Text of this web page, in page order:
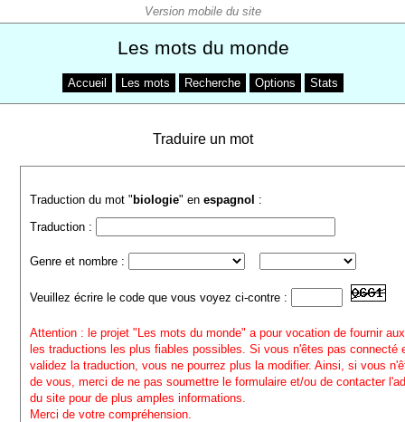
Les mots du monde
Accueil Les mots Recherche Options Stats
Traduire un mot
Traduction du mot " biologie" enespagnol :
Traduction :
Genre et nombre :
Veuillez écrire le code que vous voyez ci-contre :
Attention : le projet "Les mots du monde" a pour vocation de fournir
les traductions les plus fiables possibles. Si vous n'êtes pas connecté
validez la traduction, vous ne pourrez plus la modifier. Ainsi, si vous
de vous, merci de ne pas soumettre le formulaire et/ou de contacter
du site pour de plus amples informations.
Merci de votre compréhension.